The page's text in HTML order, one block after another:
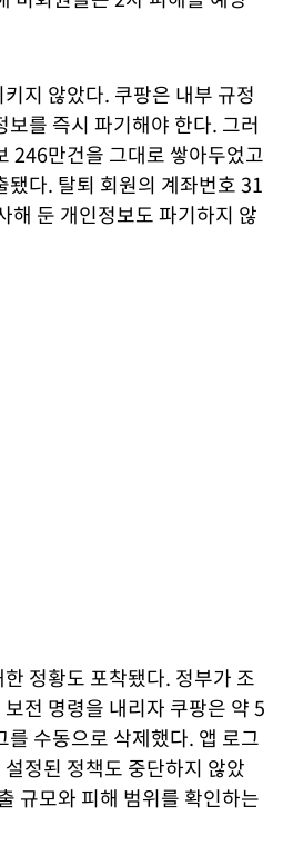
지 않았다. 쿠팡은 내부 규정
보를 즉시 파기해야 한다. 그러
246만건을 그대로 쌓아두었고
됐다. 탈퇴 회원의 계좌번호 31
해 둔 개인정보도 파기하지 않
정황도 포착됐다. 정부가 조
전 명령을 내리자 쿠팡은 약 5
를 수동으로 삭제했다. 앱 로그
정된 정책도 중단하지 않았
규모와 피해 범위를 확인하는